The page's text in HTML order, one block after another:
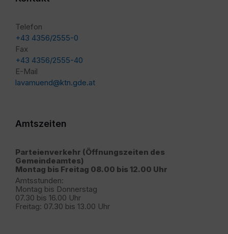
Telefon
+43 4356/2555-0
Fax
+43 4356/2555-40
E-Mail
lavamuend@ktn.gde.at
Amtszeiten
Parteienverkehr (Öffnungszeiten des
Gemeindeamtes)
Montag bis Freitag 08.00 bis 12.00 Uhr
Amtsstunden:
Montag bis Donnerstag
07.30 bis 16.00 Uhr
Freitag: 07.30 bis 13.00 Uhr